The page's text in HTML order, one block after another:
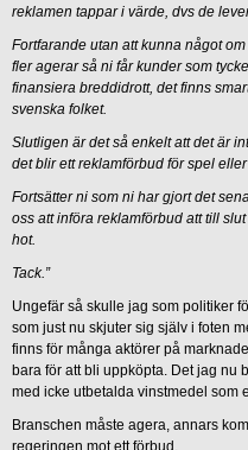
reklamen tappar i värde, dvs de
Fortfarande utan att kunna något
fler agerar så ni får kunder som
finansiera breddidrott, det finns
svenska folket.
Slutligen är det så enkelt att det är
det blir ett reklamförbud för spel
Fortsätter ni som ni har gjort det
oss att införa reklamförbud att till
hot.
Tack.”
Ungefär så skulle jag som politiker
som just nu skjuter sig själv i foten
finns för många aktörer på
bara för att bli uppköpta. Det jag nu
med icke utbetalda vinstmedel som
Branschen måste agera, annars
regeringen mot ett förbud.